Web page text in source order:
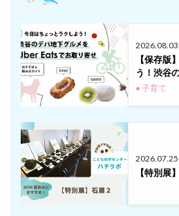
2026.08.03
【保存版
う！渋谷
● 子育て
2026.07.25
【特別展